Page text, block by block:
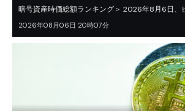
暗号資産時価総額ランキング＞ 2026年8月6日、
2026年08月06日 20時07分